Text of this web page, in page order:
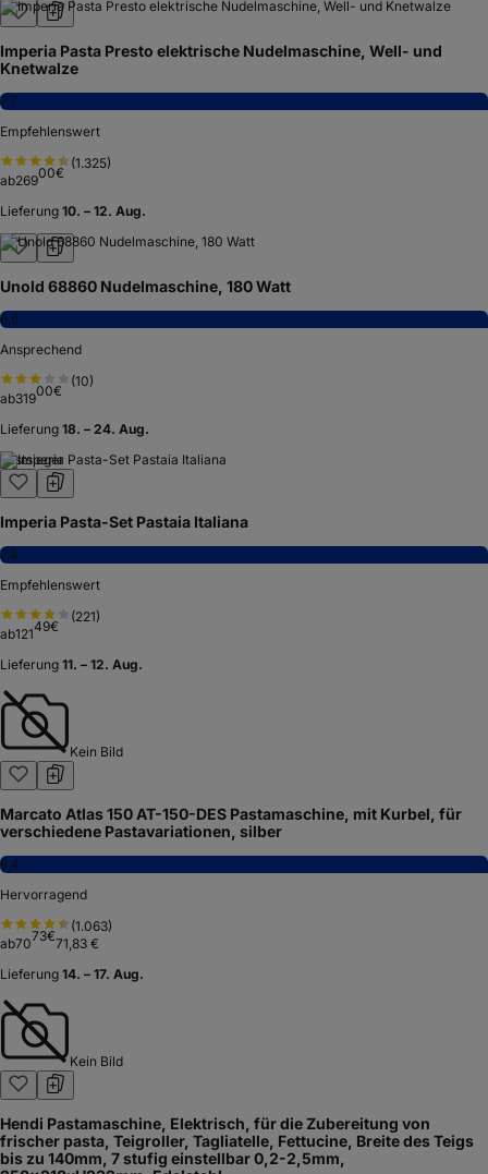
Empfehlenswert
(1.088)
ab3995€
Lieferung 11. – 12. Aug.
Nudelmaschine Pastamaschine verchromt für Spaghetti und
Tagliatelle 12243
7,4
Empfehlenswert
(306 )
ab2297€23,82 €
Lieferung 10. – 12. Aug.
Imperia Pasta Presto elektrische Nudelmaschine, Well- und
Knetwalze
7,7
Empfehlenswert
ab26900€
Lieferung 10. – 12. Aug.
Unold 68860 Nudelmaschine, 180 Watt
6,6
Ansprechend
(10)
ab319 00€
Testsieger
Imperia Pasta-Set Pastaia Italiana
7,8
Empfehlenswert
ab121
Lieferung
Kein Bild